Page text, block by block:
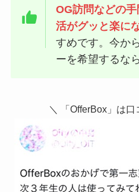
OG訪問などの
活がグッと楽に
すめです。今か
ーを希望するなら
＼ 「OfferBox」は